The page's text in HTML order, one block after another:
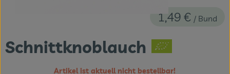
Schnittknoblauch
1,49 € / Bund
Artikel ist aktuell nicht bestellbar!